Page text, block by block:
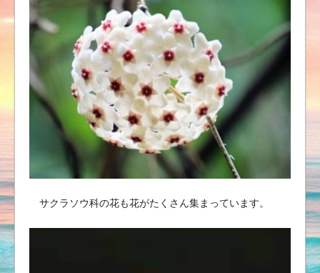
サクラソウ科の花も花がたくさん集まっています。